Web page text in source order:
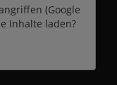
(Google
Inhalte laden?